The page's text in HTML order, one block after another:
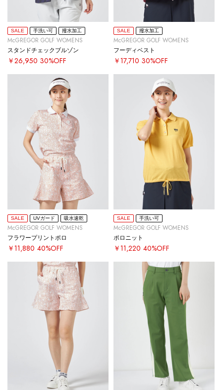
SALE 手洗い可 撥水加工
McGREGOR GOLF WOMENS
スタンドチェックブルゾン
￥26,950 30%OFF
SALE 撥水加工
McGREGOR GOLF WOMENS
フーディベスト
￥17,710 30%OFF
SALE UVガード 吸水速乾
McGREGOR GOLF WOMENS
フラワープリントポロ
￥11,880 40%OFF
SALE 手洗い可
McGREGOR GOLF WOMENS
ポロニット
￥11,220 40%OFF